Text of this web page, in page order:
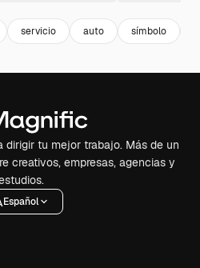
servicio auto símbolo
dirigir tu mejor trabajo. Más de un
creativos, empresas, agencias y
Español